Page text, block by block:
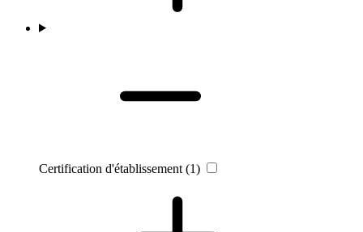
Certification d'établissement (1)